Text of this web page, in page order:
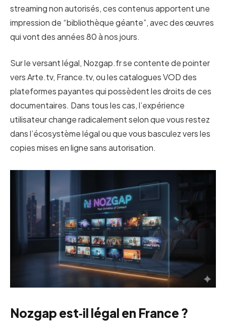
streaming non autorisés, ces contenus apportent une
impression de “bibliothèque géante”, avec des œuvres
qui vont des années 80 à nos jours.
Sur le versant légal, Nozgap.fr se contente de pointer
vers Arte.tv, France.tv, ou les catalogues VOD des
plateformes payantes qui possèdent les droits de ces
documentaires. Dans tous les cas, l’expérience
utilisateur change radicalement selon que vous restez
dans l’écosystème légal ou que vous basculez vers les
copies mises en ligne sans autorisation.
Nozgap est‑il légal en France ?